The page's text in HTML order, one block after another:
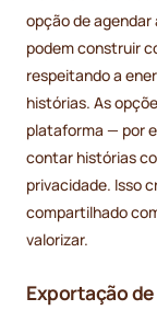
opção de
podem construir
respeitando a
histórias. As
plataforma — por
contar histórias
privacidade. Isso
compartilhado
valorizar.
Exportação